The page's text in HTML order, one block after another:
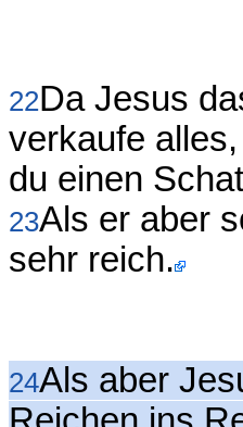
22Da Jesus
verkaufe
du einen
23Als er aber
sehr reich.
24Als aber